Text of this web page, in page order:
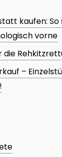
kaufen: So
vorne
die
–